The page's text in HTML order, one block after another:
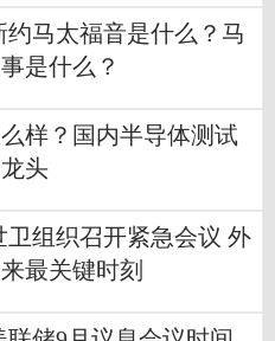
约马太福音是什么？马
是什么？
样？国内半导体测试
头
卫组织召开紧急会议 外
最关键时刻